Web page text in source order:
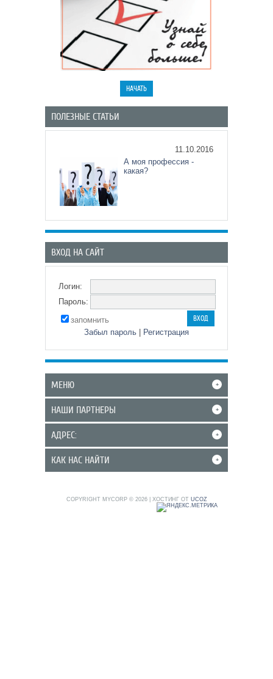
ПОЛЕЗНЫЕ СТАТЬИ
11.10.2016
А моя профессия -
какая?
ВХОД НА САЙТ
Логин:
Пароль:
запомнить
Забыл пароль | Регистрация
МЕНЮ +
НАШИ ПАРТНЕРЫ +
АДРЕС: +
КАК НАС НАЙТИ +
COPYRIGHT MYCORP © 2026| ХОСТИНГ ОТ UCOZ